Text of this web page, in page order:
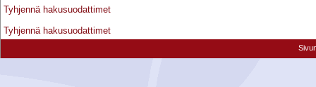
Tyhjennä hakusuodattimet
Tyhjennä hakusuodattimet